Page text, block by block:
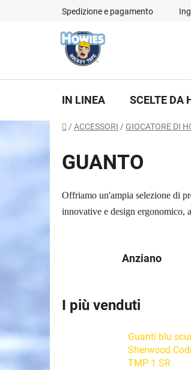
Spedizione e pagamento
IN LINEA SCELTE DA
Casa
/ ACCESSORI / GIOCATORE DI
GUANTO
Offriamo un'ampia selezione di
innovative e design ergonomico,
Anziano
I più venduti
Guanti blu
Sherwood
TMP 1 SR